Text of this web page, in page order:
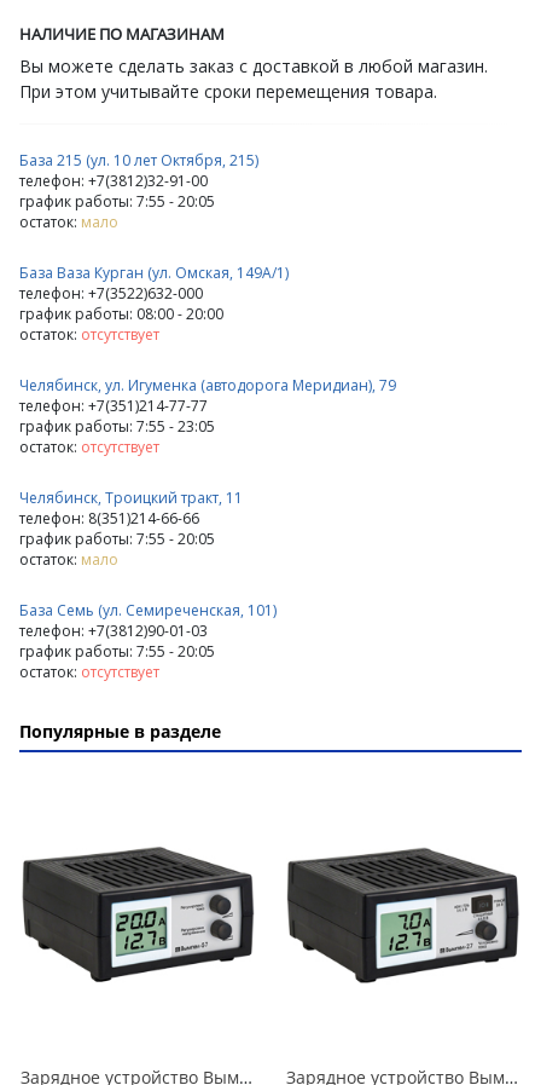
НАЛИЧИЕ ПО МАГАЗИНАМ
Вы можете сделать заказ с доставкой в любой магазин.
При этом учитывайте сроки перемещения товара.
База 215 (ул. 10 лет Октября, 215)
телефон: +7(3812)32-91-00
график работы: 7:55 - 20:05
остаток: мало
База Ваза Курган (ул. Омская, 149А/1)
телефон: +7(3522)632-000
график работы: 08:00 - 20:00
остаток: отсутствует
Челябинск, ул. Игуменка (автодорога Меридиан), 79
телефон: +7(351)214-77-77
график работы: 7:55 - 23:05
остаток: отсутствует
Челябинск, Троицкий тракт, 11
телефон: 8(351)214-66-66
график работы: 7:55 - 20:05
остаток: мало
База Семь (ул. Семиреченская, 101)
телефон: +7(3812)90-01-03
график работы: 7:55 - 20:05
остаток: отсутствует
Популярные в разделе
Зарядное устройство Вымпел-57 автомат, 0-20А, 7.4-18В сегментный ЖК индикатор в Омске Зарядное устройство Вымпел-27 автомат, 0-7А, 14.1/14.8/16В сегментный ЖК индикатор в Омске